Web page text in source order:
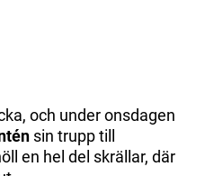
och under onsdagen
sin trupp till
en hel del skrällar, där